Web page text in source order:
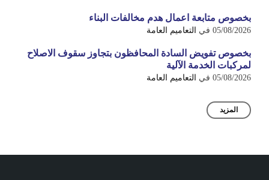
بخصوص متابعة اعمال هدم مخالفات البناء
05/08/2026 في التعاميم العامة
بخصوص تفويض السادة المحافظون بتجاوز سقوف الاصلاح
لمركبات الخدمة الآلية
05/08/2026 في التعاميم العامة
المزيد